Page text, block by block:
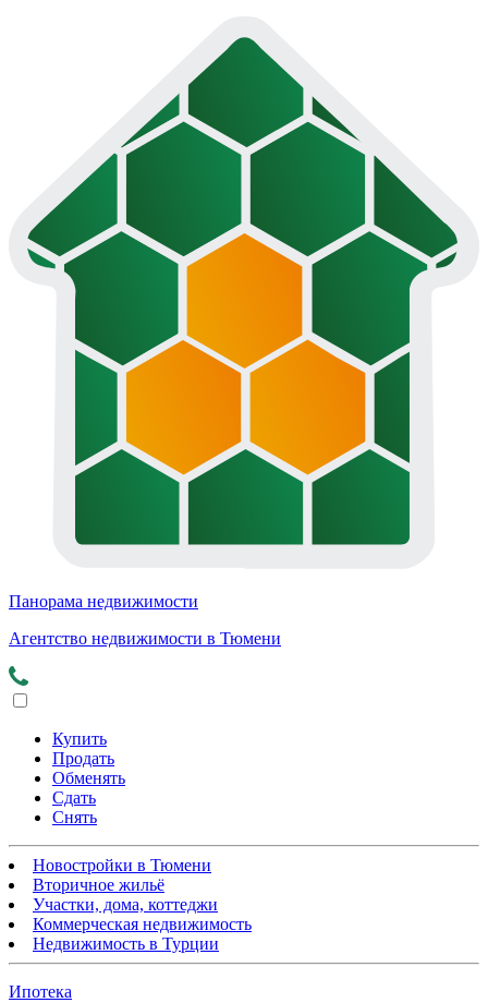
Панорама недвижимости
Агентство недвижимости в Тюмени
Купить
Продать
Обменять
Сдать
Снять
Новостройки в Тюмени
Вторичное жильё
Участки, дома, коттеджи
Коммерческая недвижимость
Недвижимость в Турции
Ипотека